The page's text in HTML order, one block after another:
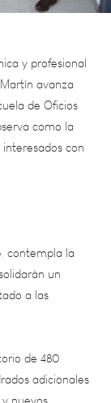
y profesional
avanza
de Oficios
como la
con
laun
a las